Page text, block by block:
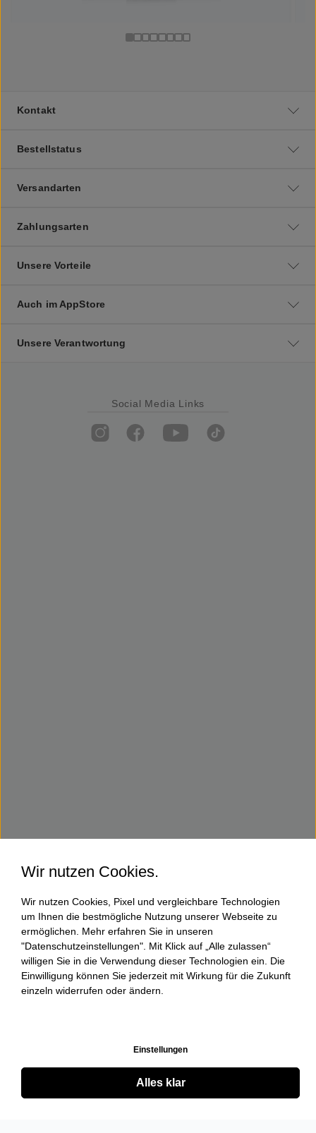
Kontakt
Bestellstatus
Versandarten
Zahlungsarten
Unsere Vorteile
Auch im AppStore
Unsere Verantwortung
Social Media Links
Wir nutzen Cookies.
Wir nutzen Cookies, Pixel und vergleichbare Technologien
um Ihnen die bestmögliche Nutzung unserer Webseite zu
ermöglichen. Mehr erfahren Sie in unseren
"Datenschutzeinstellungen". Mit Klick auf „Alle zulassen“
willigen Sie in die Verwendung dieser Technologien ein. Die
Einwilligung können Sie jederzeit mit Wirkung für die Zukunft
einzeln widerrufen oder ändern.
Einstellungen
Alles klar